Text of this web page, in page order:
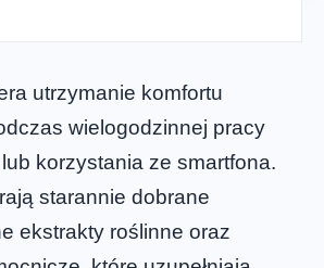
utrzymanie komfortu
wielogodzinnej pracy
korzystania ze smartfona.
starannie dobrane
ekstrakty roślinne oraz